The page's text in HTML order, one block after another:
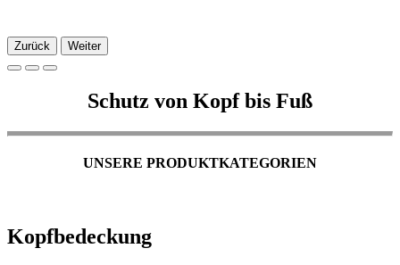
Zurück Weiter
Schutz von Kopf bis Fuß
UNSERE PRODUKTKATEGORIEN
Kopfbedeckung